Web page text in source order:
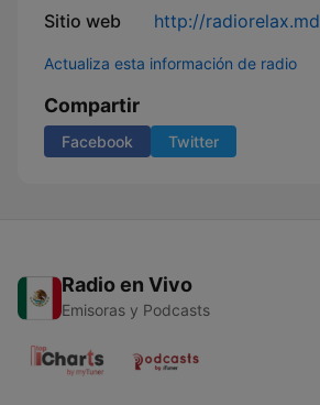
Sitio web http://radiorelax.md
Actualiza esta información de radio
Compartir
Facebook Twitter
Radio en Vivo
Emisoras y Podcasts